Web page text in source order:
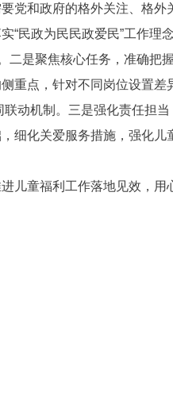
党和政府的格外关注、格外
“民政为民民政爱民”工作理
二是聚焦核心任务，准确把
重点，针对不同岗位设置
动机制。三是强化责任担
细化关爱服务措施，强化儿
儿童福利工作落地见效，用